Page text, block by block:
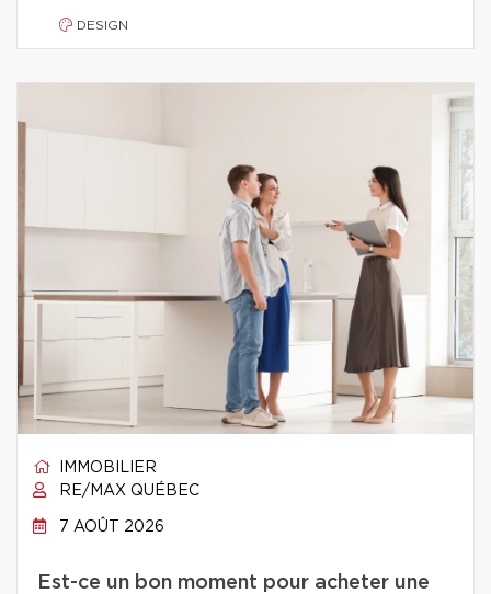
DESIGN
IMMOBILIER
RE/MAX QUÉBEC
7 AOÛT 2026
Est-ce un bon moment pour acheter une